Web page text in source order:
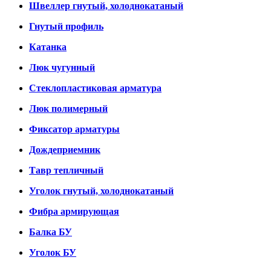
Швеллер гнутый, холоднокатаный
Гнутый профиль
Катанка
Люк чугунный
Стеклопластиковая арматура
Люк полимерный
Фиксатор арматуры
Дождеприемник
Тавр тепличный
Уголок гнутый, холоднокатаный
Фибра армирующая
Балка БУ
Уголок БУ